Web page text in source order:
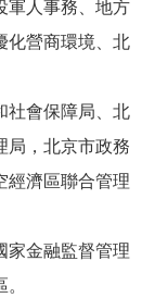
投資項目
我要建議
圖説互動
人事務、地方
化營商環境、北
會保障局、北
局，北京市政務
經濟區聯合管理
金融監督管理